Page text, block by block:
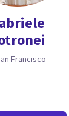
Francisco